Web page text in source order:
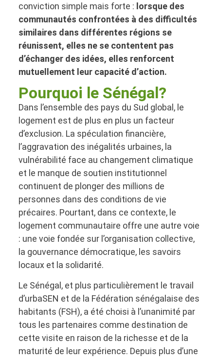
conviction simple mais forte : lorsque des
communautés confrontées à des difficultés
similaires dans différentes régions se
réunissent, elles ne se contentent pas
d’échanger des idées, elles renforcent
mutuellement leur capacité d’action.
Pourquoi le Sénégal?
Dans l’ensemble des pays du Sud global, le
logement est de plus en plus un facteur
d’exclusion. La spéculation financière,
l’aggravation des inégalités urbaines, la
vulnérabilité face au changement climatique
et le manque de soutien institutionnel
continuent de plonger des millions de
personnes dans des conditions de vie
précaires. Pourtant, dans ce contexte, le
logement communautaire offre une autre voie
: une voie fondée sur l’organisation collective,
la gouvernance démocratique, les savoirs
locaux et la solidarité.
Le Sénégal, et plus particulièrement le travail
d’urbaSEN et de la Fédération sénégalaise des
habitants (FSH), a été choisi à l’unanimité par
tous les partenaires comme destination de
cette visite en raison de la richesse et de la
maturité de leur expérience. Depuis plus d’une